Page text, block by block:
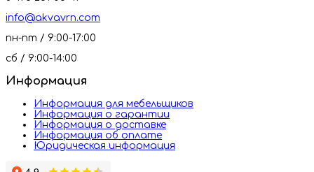
info@akvavrn.com
пн-пт / 9:00-17:00
сб / 9:00-14:00
Информация
Информация для мебельщиков
Информация о гарантии
Информация о доставке
Информация об оплате
Юридическая информация